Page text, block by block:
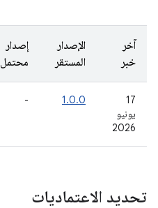
آخر
خبر
الإصدار
المستقر
إصدار
محتمل
‫17
يونيو
2026
1.0.0
-
تحديد الاعتماديات